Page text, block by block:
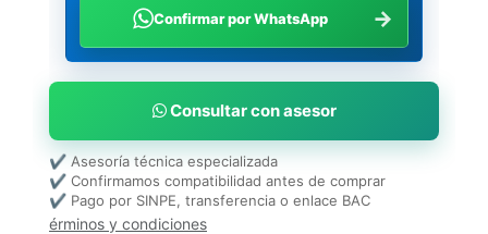
Confirmar por WhatsApp →
Consultar con asesor
✔ Asesoría técnica especializada
✔ Confirmamos compatibilidad antes de comprar
✔ Pago por SINPE, transferencia o enlace BAC
érminos y condiciones